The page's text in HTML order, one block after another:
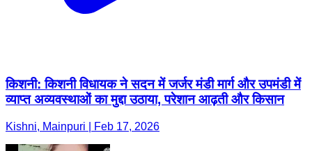
किशनी: किशनी विधायक ने सदन में जर्जर मंडी मार्ग और उपमंडी में
व्याप्त अव्यवस्थाओं का मुद्दा उठाया, परेशान आढ़ती और किसान
Kishni, Mainpuri | Feb 17, 2026